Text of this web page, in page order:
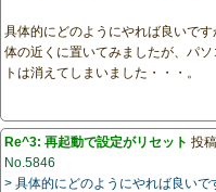
具体的にどのようにやれば良いで
体の近くに置いてみましたが、パ
トは消えてしまいました・・・。
Re^3: 再起動で設定がリセット 投
No.5846
> 具体的にどのようにやれば良い